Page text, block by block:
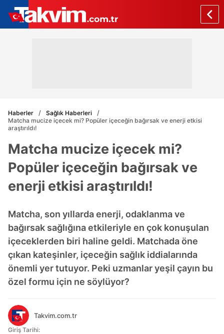
Haberler
Sağlık Haberleri
Matcha mucize içecek mi? Popüler içeceğin bağırsak ve enerji etkisi
araştırıldı!
Matcha mucize içecek mi?
Popüler içeceğin bağırsak ve
enerji etkisi araştırıldı!
Matcha, son yıllarda enerji, odaklanma ve
bağırsak sağlığına etkileriyle en çok konuşulan
içeceklerden biri haline geldi. Matchada öne
çıkan kateşinler, içeceğin sağlık iddialarında
önemli yer tutuyor. Peki uzmanlar yeşil çayın bu
özel formu için ne söylüyor?
Takvim.com.tr
Giriş Tarihi: